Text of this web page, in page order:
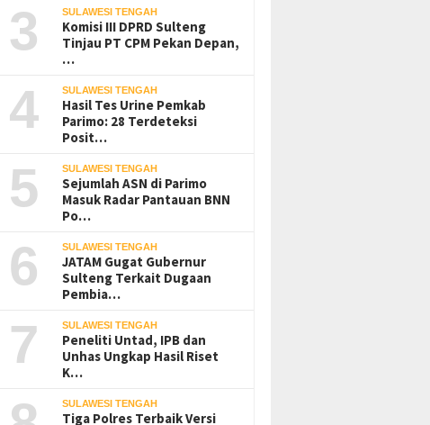
3 SULAWESI TENGAH
Komisi III DPRD Sulteng
Tinjau PT CPM Pekan Depan,
…
4 SULAWESI TENGAH
Hasil Tes Urine Pemkab
Parimo: 28 Terdeteksi
Posit…
5 SULAWESI TENGAH
Sejumlah ASN di Parimo
Masuk Radar Pantauan BNN
Po…
6 SULAWESI TENGAH
JATAM Gugat Gubernur
Sulteng Terkait Dugaan
Pembia…
7 SULAWESI TENGAH
Peneliti Untad, IPB dan
Unhas Ungkap Hasil Riset
K…
SULAWESI TENGAH
Tiga Polres Terbaik Versi